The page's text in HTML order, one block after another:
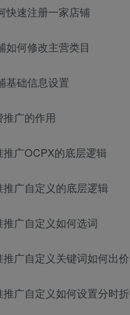
快速注册一家店铺
如何修改主营类目
基础信息设置
推广的作用
推广OCPX的底层逻辑
推广自定义的底层逻辑
推广自定义如何选词
推广自定义关键词如何出价
推广自定义如何设置分时